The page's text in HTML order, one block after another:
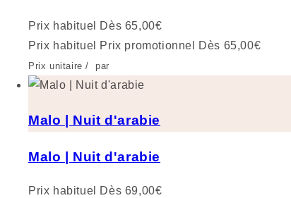
Prix habituel
Dès 65,00€
Prix habituel
Prix promotionnel Dès 65,00€
Prix unitaire / par
Malo | Nuit d'arabie
Malo | Nuit d'arabie
Prix habituel
Dès 69,00€